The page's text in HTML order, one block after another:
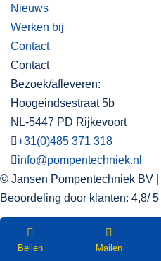
Nieuws
Werken bij
Contact
Contact
Bezoek/afleveren:
Hoogeindsestraat 5b
NL-5447 PD Rijkevoort
+31(0)485 371 318
info@pompentechniek.nl
© Jansen Pompentechniek BV |
Beoordeling door klanten: 4,8/5
WEBSHOP Nieuwsbrief
Bellen Mailen